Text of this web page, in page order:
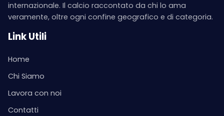
internazionale. Il calcio raccontato da chi lo ama
veramente, oltre ogni confine geografico e di categoria.
Link Utili
Home
Chi Siamo
Lavora con noi
Contatti